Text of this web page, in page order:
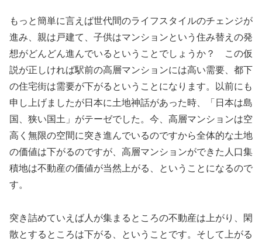
もっと簡単に言えば世代間のライフスタイルのチェンジが
進み、親は戸建て、子供はマンションという住み替えの発
想がどんどん進んでいるということでしょうか？ この仮
説が正しければ駅前の高層マンションには高い需要、都下
の住宅街は需要が下がるということになります。以前にも
申し上げましたが日本に土地神話があった時、「日本は島
国、狭い国土」がテーゼでした。今、高層マンションは空
高く無限の空間に突き進んでいるのですから全体的な土地
の価値は下がるのですが、高層マンションができた人口集
積地は不動産の価値が当然上がる、ということになるので
す。
突き詰めていえば人が集まるところの不動産は上がり、閑
散とするところは下がる、ということです。そして上がる